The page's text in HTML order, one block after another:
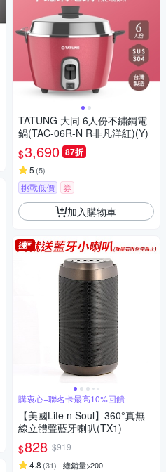
TATUNG 大同 6人份不鏽鋼電
鍋(TAC-06R-N R非凡洋紅)(Y)
$3,690 87折
5 (5)
挑戰低價 券
加入購物車
購衷心+聯名卡最高10%回饋
【美國Life n Soul】360°真無
線立體聲藍牙喇叭(TX1)
$828 $919
4.8 (31) 總銷量>200